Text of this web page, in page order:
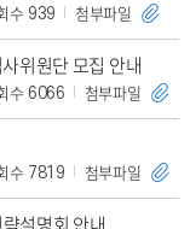
수 939 첨부파일
위원단 모집 안내
수 6066 첨부파일
수 7819 첨부파일